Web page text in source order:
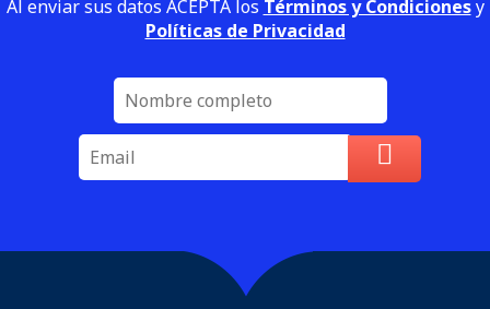
Al enviar sus datos ACEPTA los Términos y Condicionesy
Políticas de Privacidad